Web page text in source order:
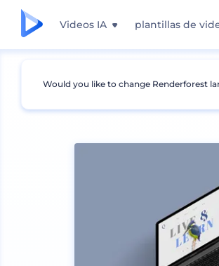
Videos IA plantillas de
Mockups Dispositivos
Would you like to change Renderforest